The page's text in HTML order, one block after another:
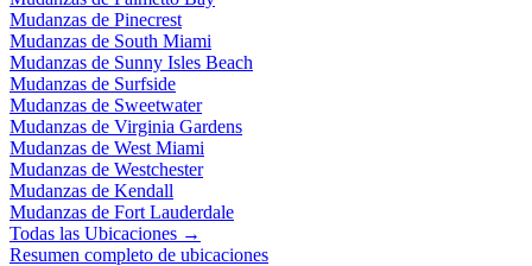
Mudanzas de Pinecrest
Mudanzas de South Miami
Mudanzas de Sunny Isles Beach
Mudanzas de Surfside
Mudanzas de Sweetwater
Mudanzas de Virginia Gardens
Mudanzas de West Miami
Mudanzas de Westchester
Mudanzas de Kendall
Mudanzas de Fort Lauderdale
Todas las Ubicaciones →
Resumen completo de ubicaciones